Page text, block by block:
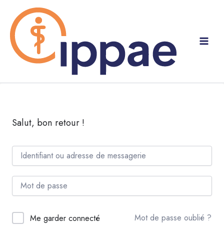
contenu
Salut, bon retour !
Me garder connecté Mot de passe oublié ?